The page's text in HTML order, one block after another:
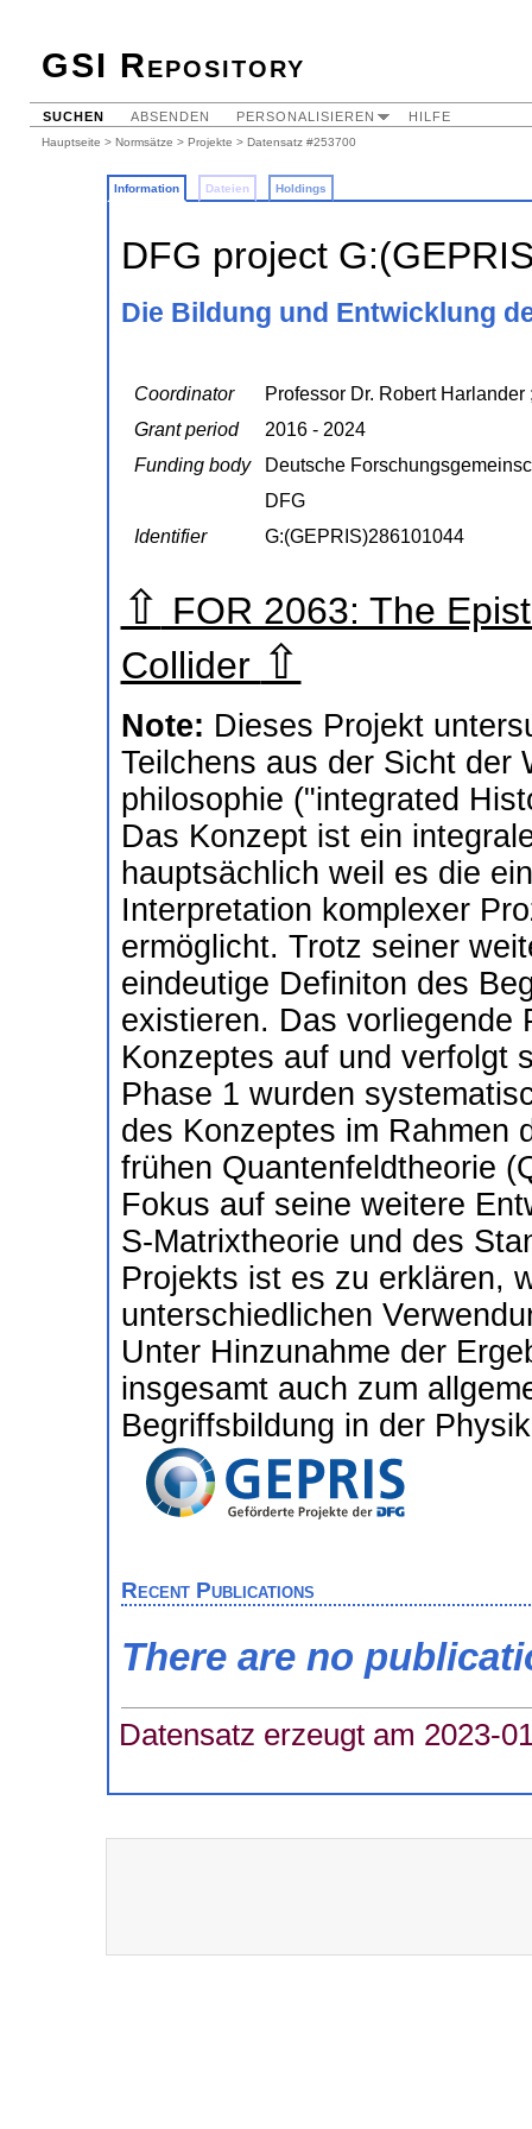
GSI Repository
SUCHEN ABSENDEN PERSONALISIEREN HILFE
Hauptseite > Normsätze > Projekte > Datensatz #253700
Information Dateien Holdings
DFG project
Die Bildung und Entwicklung
Coordinator
Professor Dr. Robert Harlander
Grant period
2016 - 2024
Funding body
Deutsche
DFG
Identifier
G:(GEPRIS)286101044
⇧ FOR 2063: The
Collider ⇧
Note: Dieses Projekt
Teilchens aus der Sicht der
philosophie ("integrated
Das Konzept ist ein
hauptsächlich weil es die
Interpretation komplexer
ermöglicht. Trotz seiner
eindeutige Definiton des
existieren. Das vorliegende
Konzeptes auf und verfolgt
Phase 1 wurden
des Konzeptes im Rahmen
frühen Quantenfeldtheorie
Fokus auf seine weitere
S-Matrixtheorie und des
Projekts ist es zu erklären,
unterschiedlichen
Unter Hinzunahme der
insgesamt auch zum
Begriffsbildung in der
Recent Publications
There are no
Datensatz erzeugt am 2023-